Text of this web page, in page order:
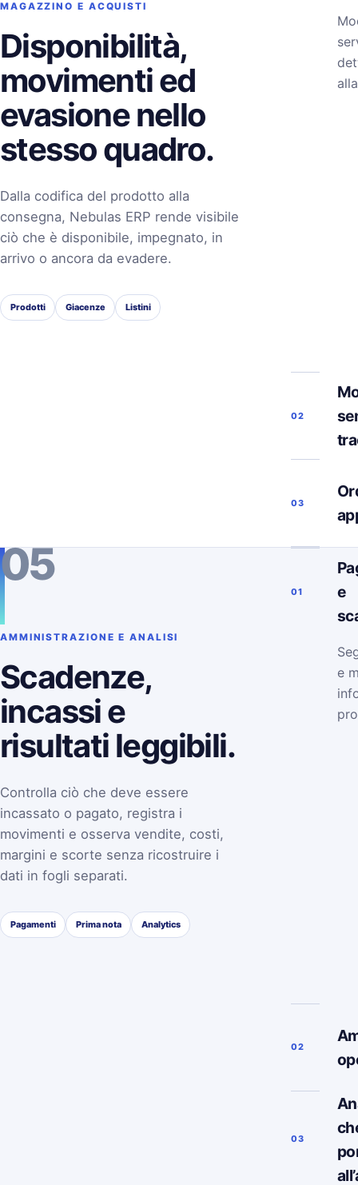
MAGAZZINO E ACQUISTI
Disponibilità,
movimenti ed
evasione nello
stesso quadro.
Dalla codifica del prodotto alla
consegna, Nebulas ERP rende visibile
ciò che è disponibile, impegnato, in
arrivo o ancora da evadere.
Prodotti Giacenze Listini
02
03
05
AMMINISTRAZIONE E ANALISI
Scadenze,
incassi e
risultati leggibili.
Controlla ciò che deve essere
incassato o pagato, registra i
movimenti e osserva vendite, costi,
margini e scorte senza ricostruire i
dati in fogli separati.
Pagamenti Prima nota Analytics
01
e
e
02
03